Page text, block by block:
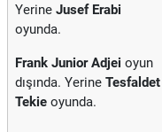
Yerine Jusef Erabi
oyunda.
Frank Junior Adjei oyun
dışında. Yerine Tesfaldet
Tekie oyunda.